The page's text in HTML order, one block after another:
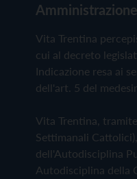
Vita Trentina
cui al decreto
Indicazione resa ai
dell'art. 5 del
Vita Trentina,
Settimanali
dell'Autodisciplina
Autodisciplina della